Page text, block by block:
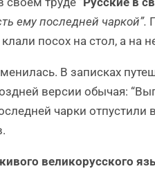
ему последней чаркой”.
посох на стол, а на
В записках
версии обычая:
чарки отпустили
великорусского